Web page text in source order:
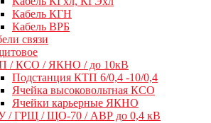
Кабель КГН
Кабель ВРБ
связи
/ КСО / ЯКНО / до 10кВ
Подстанция КТП 6/0,4 -10/0,4
Ячейка высоковольтная КСО
Ячейки карьерные ЯКНО
/ ГРЩ / ЩО-70 / АВР до 0,4 кВ